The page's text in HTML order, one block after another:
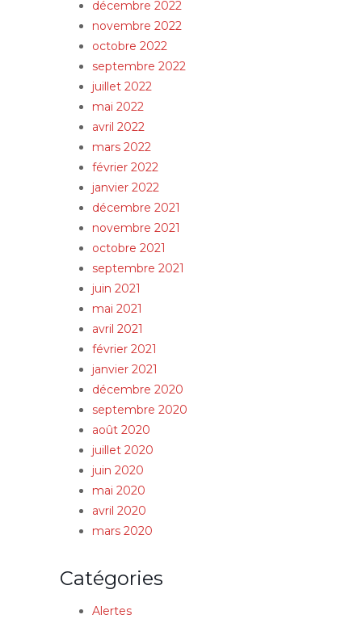
décembre 2022
novembre 2022
octobre 2022
septembre 2022
juillet 2022
mai 2022
avril 2022
mars 2022
février 2022
janvier 2022
décembre 2021
novembre 2021
octobre 2021
septembre 2021
juin 2021
mai 2021
avril 2021
février 2021
janvier 2021
décembre 2020
septembre 2020
août 2020
juillet 2020
juin 2020
mai 2020
avril 2020
mars 2020
Catégories
Alertes